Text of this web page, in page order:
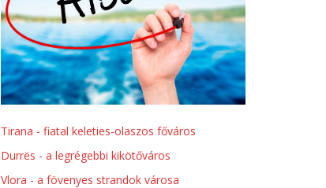
Tirana - fiatal keleties-olaszos főváros
Durrës - a legrégebbi kikötőváros
Vlora - a fövenyes strandok városa